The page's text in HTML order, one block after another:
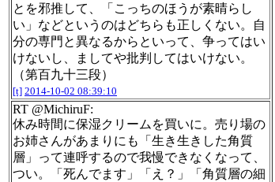
とを邪推して、「こっちのほうが素晴らし
い」などというのはどちらも正しくない。自
分の専門と異なるからといって、争ってはい
けないし、ましてや批判してはいけない。
（第百九十三段）
[t] 2014-10-02 08:39:10
RT @MichiruF:
休み時間に保湿クリームを買いに。売り場の
お姉さんがあまりにも「生き生きした角質
層」って連呼するので我慢できなくなって、
つい。「死んでます」「え？」「角質層の細